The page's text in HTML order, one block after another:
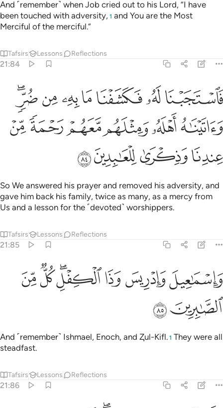
And ˹remember˺ when Job cried out to his Lord, “I have
been touched with adversity, 1 and You are the Most
Merciful of the merciful.”
Tafsirs Lessons Reflections
21:84
فاستجبنا له فكشفنا ما به من ضر واتيناه اهله ومثلهم معهم رحمة من
فَٱسْتَجَبْنَا لَهُۥ فَكَشَفْنَا مَا بِهِۦ مِن ضُرٍّۢ ۖ وَءَاتَيْنَـٰهُ أَهْلَهُۥ وَمِثْلَهُم
ﱛﱜﱝﱞﱟﱠﱡﱢ
ﱣﱤﱥﱦﱧﱨ
ﱩﱪﱫﱬ
So We answered his prayer and removed his adversity, and
gave him back his family, twice as many, as a mercy from
Us and a lesson for the ˹devoted˺ worshippers.
Tafsirs Lessons Reflections
21:85
واسماعيل وادريس وذا الكفل كل من الصابرين ٨٥
وَإِسْمَـٰعِيلَ وَإِدْرِيسَ وَذَا ٱلْكِفْلِ ۖ كُلٌّۭ مِّنَ ٱلصَّـٰبِرِينَ ٨٥
ﱭﱮﱯﱰﱱﱲﱳ
ﱴﱵ
And ˹remember˺ Ishmael, Enoch, and Ⱬul-Kifl. 1 They were all
steadfast.
Tafsirs Lessons Reflections
21:86